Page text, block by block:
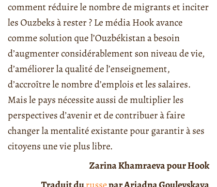
comment réduire le nombre de migrants et inciter
les Ouzbeks à rester ? Le média Hook avance
comme solution que l’Ouzbékistan a besoin
d’augmenter considérablement son niveau de vie,
d’améliorer la qualité de l’enseignement,
d’accroître le nombre d’emplois et les salaires.
Mais le pays nécessite aussi de multiplier les
perspectives d’avenir et de contribuer à faire
changer la mentalité existante pour garantir à ses
citoyens une vie plus libre.
Zarina Khamraeva pour Hook